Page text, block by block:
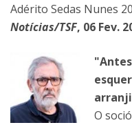
Adérito Sedas Nunes
Notícias/TSF, 06 Fev.
O